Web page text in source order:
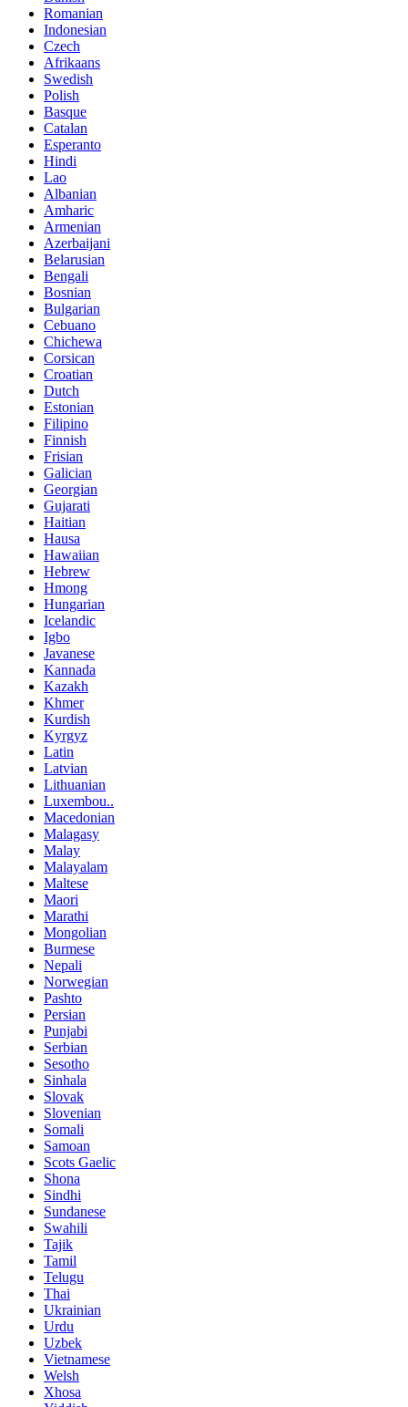
Romanian
Indonesian
Czech
Afrikaans
Swedish
Polish
Basque
Catalan
Esperanto
Hindi
Lao
Albanian
Amharic
Armenian
Azerbaijani
Belarusian
Bengali
Bosnian
Bulgarian
Cebuano
Chichewa
Corsican
Croatian
Dutch
Estonian
Filipino
Finnish
Frisian
Galician
Georgian
Gujarati
Haitian
Hausa
Hawaiian
Hebrew
Hmong
Hungarian
Icelandic
Igbo
Javanese
Kannada
Kazakh
Khmer
Kurdish
Kyrgyz
Latin
Latvian
Lithuanian
Luxembou..
Macedonian
Malagasy
Malay
Malayalam
Maltese
Maori
Marathi
Mongolian
Burmese
Nepali
Norwegian
Pashto
Persian
Punjabi
Serbian
Sesotho
Sinhala
Slovak
Slovenian
Somali
Samoan
Scots Gaelic
Shona
Sindhi
Sundanese
Swahili
Tajik
Tamil
Telugu
Thai
Ukrainian
Urdu
Uzbek
Vietnamese
Welsh
Xhosa